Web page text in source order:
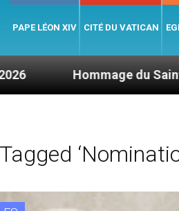
PAPE LÉON XIV CITÉ DU VATICAN
du Saint-Père suite au